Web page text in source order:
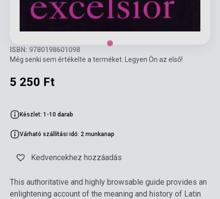
ISBN: 9780198601098
Még senki sem értékelte a terméket. Legyen Ön az első!
5 250 Ft
Készlet: 1-10 darab
Várható szállítási idő: 2 munkanap
Kedvencekhez hozzáadás
This authoritative and highly browsable guide provides an
enlightening account of the meaning and history of Latin